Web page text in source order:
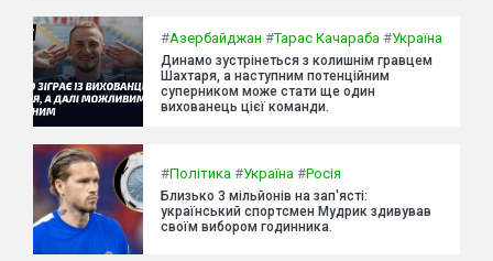
#Азербайджан #Тарас Качараба #Україна
Динамо зустрінеться з колишнім гравцем
Шахтаря, а наступним потенційним
суперником може стати ще один
вихованець цієї команди.
#Політика #Україна #Росія
Близько 3 мільйонів на зап'ясті:
український спортсмен Мудрик здивував
своїм вибором годинника.